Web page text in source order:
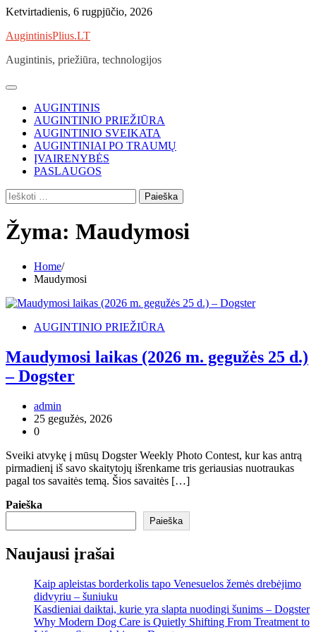
Skip
content
Ketvirtadienis, 6 rugpjūčio, 2026
AugintinisPlius.LT
Augintinis, priežiūra, technologijos
AUGINTINIS
AUGINTINIO PRIEŽIŪRA
AUGINTINIO SVEIKATA
AUGINTINIAI PO TRAUMŲ
ĮVAIRENYBĖS
PASLAUGOS
Ieškoti:
Žyma: Maudymosi
Home
Maudymosi
AUGINTINIO PRIEŽIŪRA
Maudymosi laikas (2026 m. gegužės 25 d.)
– Dogster
admin
25 gegužės, 2026
0
Sveiki atvykę į mūsų Dogster Weekly Photo Contest, kur kas antrą
pirmadienį iš savo skaitytojų išrenkame tris geriausias nuotraukas
pagal tos savaitės temą. Šios savaitės […]
Paieška
Paieška
Naujausi įrašai
Kaip apleistas borderkolis tapo Venesuelos žemės drebėjimo
didvyriu – šuniuku
Kasdieniai daiktai, kurie yra slapta nuodingi šunims – Dogster
Why Modern Dog Care is Quietly Shifting From Treatment to